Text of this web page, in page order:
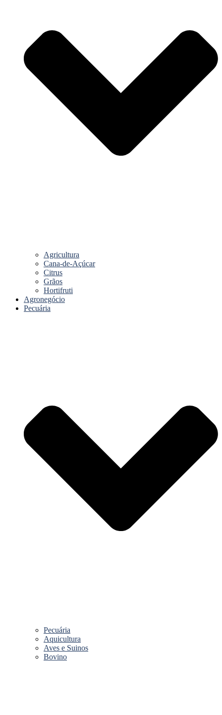
Agricultura
Cana-de-Açúcar
Citrus
Grãos
Hortifruti
Agronegócio
Pecuária
Pecuária
Aquicultura
Aves e Suinos
Bovino